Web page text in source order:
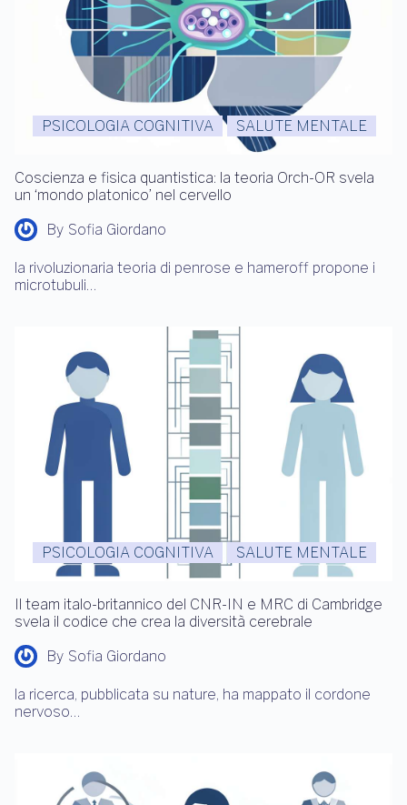
PSICOLOGIA COGNITIVA SALUTE MENTALE
Coscienza e fisica quantistica: la teoria Orch-OR svela
un ‘mondo platonico’ nel cervello
By Sofia Giordano
la rivoluzionaria teoria di penrose e hameroff propone i
microtubuli…
PSICOLOGIA COGNITIVA SALUTE MENTALE
Il team italo-britannico del CNR-IN e MRC di Cambridge
svela il codice che crea la diversità cerebrale
By Sofia Giordano
la ricerca, pubblicata su nature, ha mappato il cordone
nervoso…